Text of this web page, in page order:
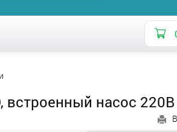
встроенный насос 220В